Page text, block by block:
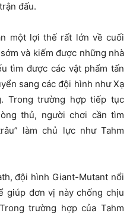
đấu.
một lợi thế rất lớn về cuối
và kiếm được những nhà
tìm được các vật phẩm tấn
sang các đội hình như Xạ
Trong trường hợp tiếp tục
thủ, người chơi cần tìm
làm chủ lực như Tahm
đội hình Giant-Mutant nổi
giúp đơn vị này chống chịu
trường hợp của Tahm